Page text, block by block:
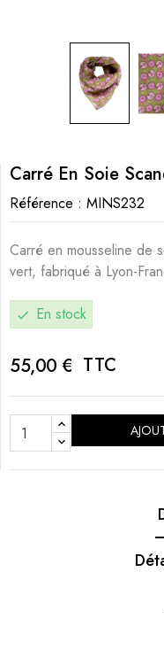
Carré En Soie
Référence : MINS232
Carré en mousseline de
vert, fabriqué à Lyon-
check En stock
55,00 € TTC